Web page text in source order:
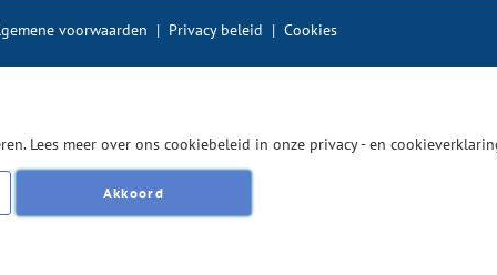
voorwaarden | Privacy beleid | Cookies
Lees meer over ons cookiebeleid in onze privacy - en
Akkoord